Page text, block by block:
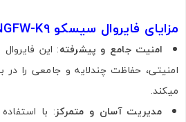
مزایای فایروال سیسکو FPR2140-NGFW-K9
امنیت جامع و پیشرفته: این
امنیتی، حفاظت چندلایه و جامعی را در
میکند.
مدیریت آسان و متمرکز